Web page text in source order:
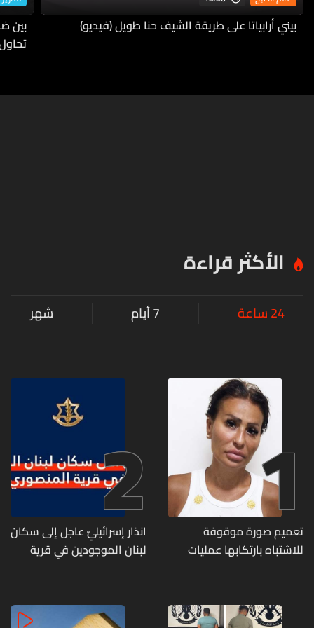
بيني أرابياتا على طريقة الشيف حنا طويل (فيديو)
بين
الأكثر قراءة
24 ساعة 7 أيام شهر
1
تعميم صورة موقوفة
للاشتباه بارتكابها عمليات
2
انذار إسرائيليّ عاجل إلى سكان
لبنان الموجودين في قرية